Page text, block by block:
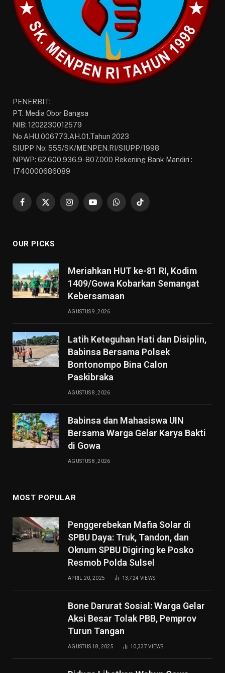
PENERBIT:
PT. Media Obor Bangsa
NIB: 1202230012579
No AHU.006773.AH.01.Tahun 2023
SIUPP No: 555/SK/MENPEN.RI/SIUPP/1998
NPWP: 62.600.936.9-807.000 Rekening Bank Mandiri :
1740000686089
Facebook
X
InstagramYouTubeWhatsAppTikTok
OUR PICKS
Meriahkan HUT ke-81 RI, Kodim
1409/Gowa Kobarkan Semangat
Kebersamaan
AGUSTUS 9, 2026
Latih Keteguhan Hati dan Disiplin,
Babinsa Bersama Polsek
Bontonompo Bina Calon
Paskibraka
AGUSTUS 8, 2026
Babinsa dan Mahasiswa UIN
Bersama Warga Gelar Karya Bakti
di Gowa
AGUSTUS 8, 2026
MOST POPULAR
Penggerebekan Mafia Solar di
SPBU Daya: Truk, Tandon, dan
Oknum SPBU Digiring ke Posko
Resmob Polda Sulsel
APRIL 20, 2025 13,724 VIEWS
Bone Darurat Sosial: Warga Gelar
Aksi Besar Tolak PBB, Pemprov
Turun Tangan
AGUSTUS 18, 2025 10,337VIEWS